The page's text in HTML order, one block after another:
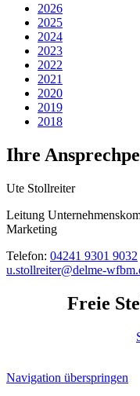
2026
2025
2024
2023
2022
2021
2020
2019
2018
Ihre
Ute Stollreiter
Leitung
Marketing
Telefon: 04241 9301 9032
u.stollreiter@delme-
Freie
Navigation überspringen